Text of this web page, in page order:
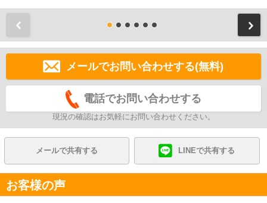
メールでお問い合わせする(無料)
電話でお問い合わせする
現況の確認はお気軽にお問い合わせください。
メールで共有する LINEで共有する
お客様の声